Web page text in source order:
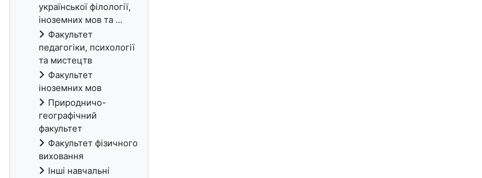
української філології,
іноземних мов та ...
Факультет
педагогіки, психології
та мистецтв
Факультет
іноземних мов
Природничо-
географічний
факультет
Факультет фізичного
виховання
Інші навчальні